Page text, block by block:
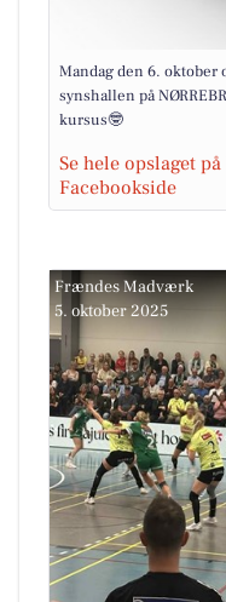
Mandag den 6. oktober
synshallen på
kursus🤓
Se hele opslaget
Facebookside
Frændes Madværk
5. oktober 2025